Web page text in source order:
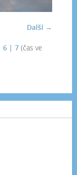
Další →
6 | 7 (čas ve